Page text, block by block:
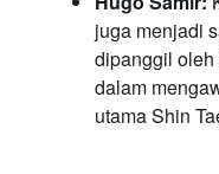
juga menjadi
dipanggil oleh
dalam
utama Shin